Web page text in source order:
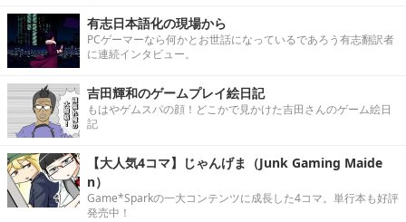
有志日本語化の現場から
PCゲーマーなら何かとお世話になっているであろう有志翻訳者
に連続インタビュー。
吉田輝和のゲームプレイ絵日記
もはやゲムスパの顔！どこかで見かけた吉田さんのゲーム絵日
記
【大人気4コマ】じゃんげま（Junk Gaming Maide
n）
Game*Sparkの一大コンテンツに成長した4コマ。単行本も好評
発売中！